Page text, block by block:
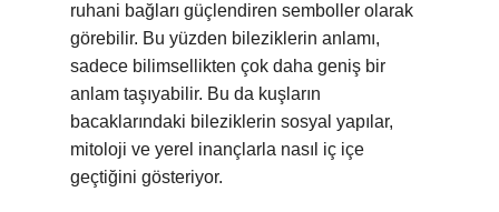
ruhani bağları güçlendiren semboller olarak
görebilir. Bu yüzden bileziklerin anlamı,
sadece bilimsellikten çok daha geniş bir
anlam taşıyabilir. Bu da kuşların
bacaklarındaki bileziklerin sosyal yapılar,
mitoloji ve yerel inançlarla nasıl iç içe
geçtiğini gösteriyor.